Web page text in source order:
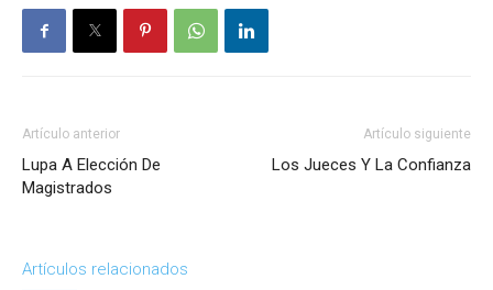
Artículo anterior
Lupa A Elección De
Magistrados
Artículo siguiente
Los Jueces Y La Confianza
Artículos relacionados